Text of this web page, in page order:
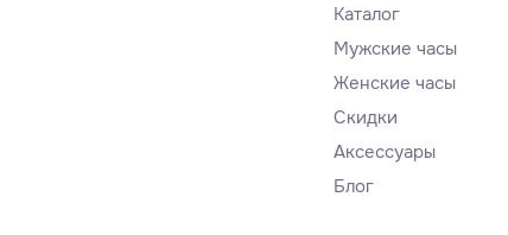
Каталог
Мужские часы
Женские часы
Скидки
Аксессуары
Блог